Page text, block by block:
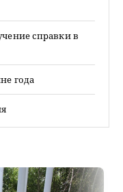
справки в
года